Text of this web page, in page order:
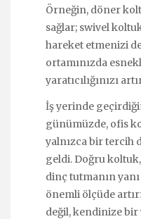
Örneğin, döner
sağlar; swivel
hareket etmenizi
ortamınızda
yaratıcılığınızı
İş yerinde
günümüzde, ofis
yalnızca bir tercih
geldi. Doğru
dinç tutmanın
önemli ölçüde
değil, kendinize bir